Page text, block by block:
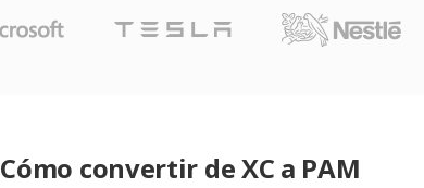
Cómo convertir de XC a PAM